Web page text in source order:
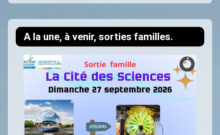
A la une, à venir, sorties familles.